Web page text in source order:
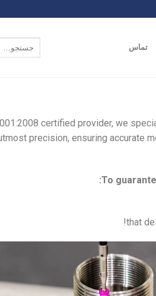
تماس
certified provider, we
precision, ensuring accurate
To